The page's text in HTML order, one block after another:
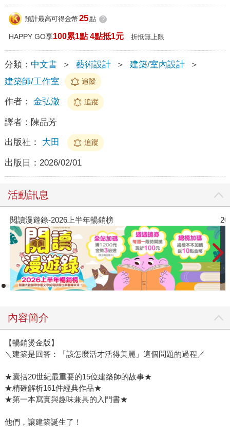
預計最高可得金幣 25點 ?
HAPPY GO享100累1點 4點抵1元 折抵無上限
分類： 中文書 ＞ 藝術設計 ＞ 建築/室內設計
＞
建築師/工作室
追蹤
作者： 金弘澈 追蹤
譯者： 陳品芳
出版社： 大田 追蹤
出版日： 2026/02/01
活動訊息
閱讀漫遊錄-2026上半年暢銷榜
內容簡介
【暢銷燙金版】
＼建築是回答：「該怎麼活才活得美麗」這個問題的過程／
★囊括20世紀最重要的15位建築師的故事★
★精確解析161件經典作品★
★第一本寫實與趣味兼具的入門書★
他們，讓建築誕生了！